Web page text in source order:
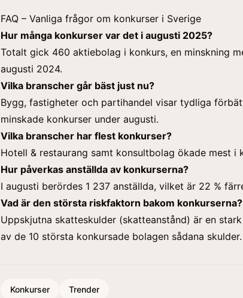
FAQ – Vanliga frågor om konkurser i Sverige
Hur många konkurser var det i augusti 2025?
Totalt gick 460 aktiebolag i konkurs, en minskning
augusti 2024.
Vilka branscher går bäst just nu?
Bygg, fastigheter och partihandel visar tydliga
minskade konkurser under augusti.
Vilka branscher har flest konkurser?
Hotell & restaurang samt konsultbolag ökade mest i
Hur påverkas anställda av konkurserna?
I augusti berördes 1 237 anställda, vilket är 22 %
Vad är den största riskfaktorn bakom konkurserna?
Uppskjutna skatteskulder (skatteanstånd) är en
av de 10 största konkursade bolagen sådana skulder.
Konkurser Trender